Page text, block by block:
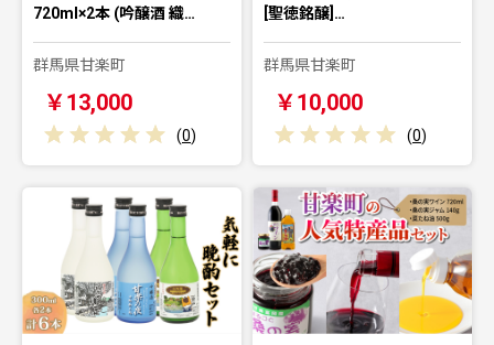
720ml×2本 (吟醸酒 織…
群馬県甘楽町
￥13,000
(0)
[聖徳銘醸]…
群馬県甘楽町
￥10,000
(0)